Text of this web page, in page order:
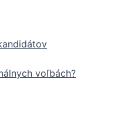
voľbách?